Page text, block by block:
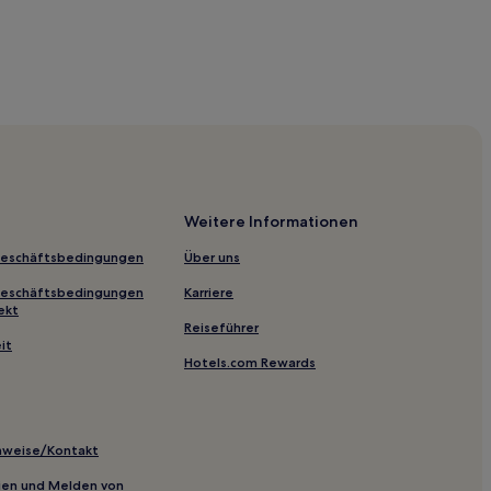
Kontakt
und Melden von
Weitere Informationen
Über uns
Karriere
Reiseführer
Hotels.com Rewards